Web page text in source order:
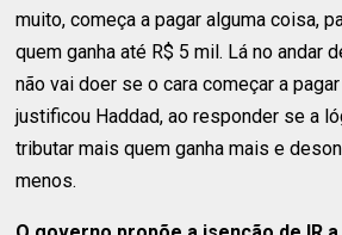
muito, começa a pagar alguma coisa,
quem ganha até R$ 5 mil. Lá no andar
não vai doer se o cara começar a
justificou Haddad, ao responder se a
tributar mais quem ganha mais e
menos.